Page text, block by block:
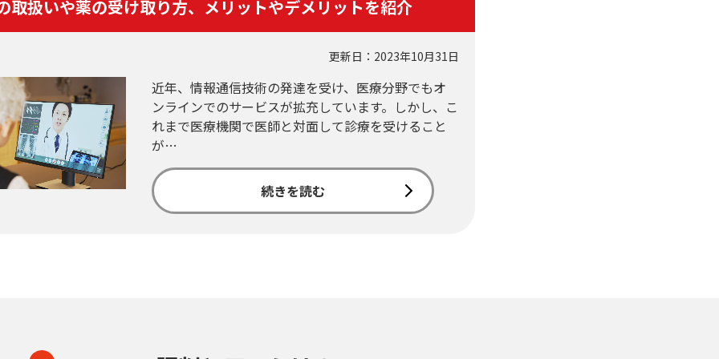
取扱いや薬の受け取り方、メリットやデメリットを紹介
更新日：2023年10月31日
近年、情報通信技術の発達を受け、医療分野でもオ
ンラインでのサービスが拡充しています。しかし、こ
れまで医療機関で医師と対面して診療を受けること
が…
続きを読む